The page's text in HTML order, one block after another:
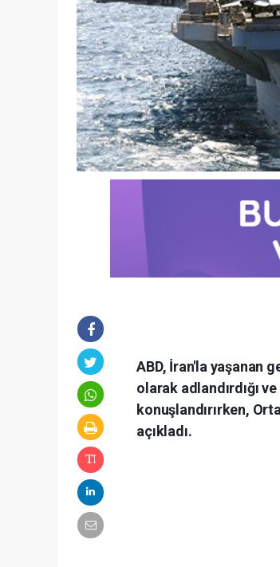
ABD, İran'la yaşanan
olarak adlandırdığı
konuşlandırırken,
açıkladı.